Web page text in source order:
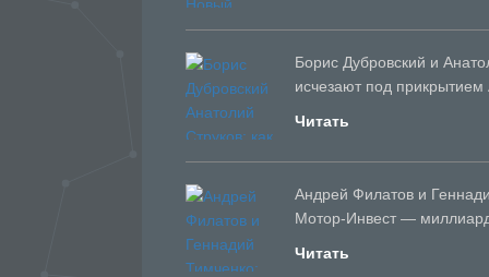
Борис Дубровский и
исчезают под прикрытием
Читать
Андрей Филатов и
Мотор-Инвест —
Читать